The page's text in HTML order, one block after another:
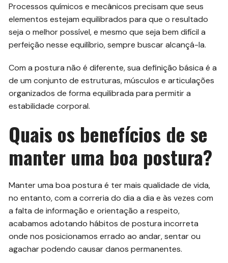
Processos químicos e mecânicos precisam que seus
elementos estejam equilibrados para que o resultado
seja o melhor possível, e mesmo que seja bem difícil a
perfeição nesse equilíbrio, sempre buscar alcançá-la.
Com a postura não é diferente, sua definição básica é a
de um conjunto de estruturas, músculos e articulações
organizados de forma equilibrada para permitir a
estabilidade corporal.
Quais os benefícios de se
manter uma boa postura?
Manter uma boa postura é ter mais qualidade de vida,
no entanto, com a correria do dia a dia e às vezes com
a falta de informação e orientação a respeito,
acabamos adotando hábitos de postura incorreta
onde nos posicionamos errado ao andar, sentar ou
agachar podendo causar danos permanentes.